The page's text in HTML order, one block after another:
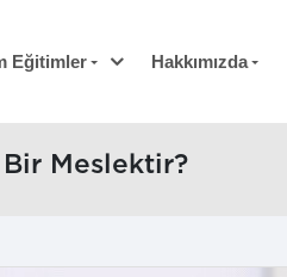
Eğitimler Hakkımızda
Meslektir?